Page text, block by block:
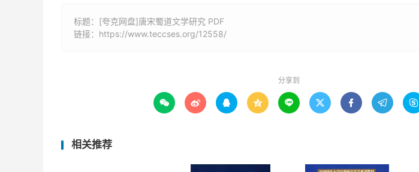
标题：[夸克网盘]唐宋蜀道文学研究 PDF
链接： https://www.teccses.org/12558/
分享到
        
相关推荐